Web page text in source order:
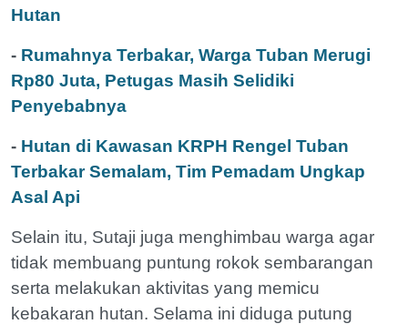
Hutan
- Rumahnya Terbakar, Warga Tuban Merugi
Rp80 Juta, Petugas Masih Selidiki
Penyebabnya
- Hutan di Kawasan KRPH Rengel Tuban
Terbakar Semalam, Tim Pemadam Ungkap
Asal Api
Selain itu, Sutaji juga menghimbau warga agar
tidak membuang puntung rokok sembarangan
serta melakukan aktivitas yang memicu
kebakaran hutan. Selama ini diduga putung